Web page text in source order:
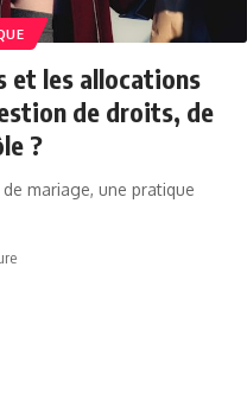
et les allocations
de droits, de
?
mariage, une pratique